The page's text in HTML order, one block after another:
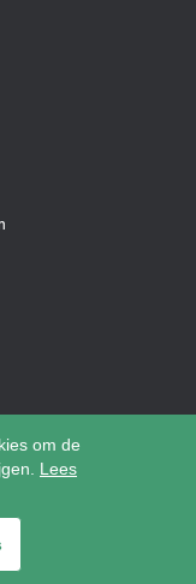
om de
Lees